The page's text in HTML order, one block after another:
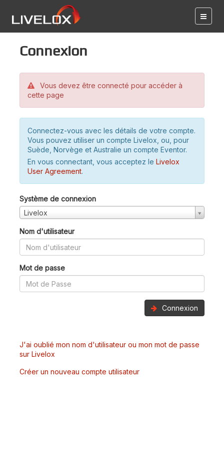
Connexion
Vous devez être connecté pour accéder à
cette page
Connectez-vous avec les détails de votre compte.
Vous pouvez utiliser un compte Livelox, ou, pour
Suède, Norvège et Australie un compte Eventor.
En vous connectant, vous acceptez le Livelox
User Agreement.
Système de connexion
Livelox
Nom d'utilisateur
Mot de passe
Connexion
J'ai oublié mon nom d'utilisateur ou mon mot de passe
sur Livelox
Créer un nouveau compte utilisateur